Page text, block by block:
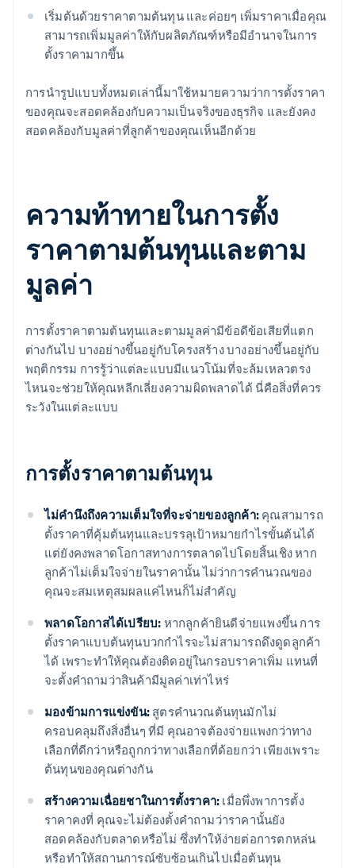
เริ่มต้นด้วยราคาตามต้นทุน และค่อยๆ เพิ่มราคาเมื่อคุณ
สามารถเพิ่มมูลค่าให้กับผลิตภัณฑ์หรือมีอำนาจในการ
ตั้งราคามากขึ้น
การนำรูปแบบทั้งหมดเล่านี้มาใช้หมายความว่าการตั้งราคา
ของคุณจะสอดคล้องกับความเป็นจริงของธุรกิจ และยังคง
สอดคล้องกับมูลค่าที่ลูกค้าของคุณเห็นอีกด้วย
ความท้าทายในการตั้ง
ราคาตามต้นทุนและตาม
มูลค่า
การตั้งราคาตามต้นทุนและตามมูลค่ามีข้อดีข้อเสียที่แตก
ต่างกันไป บางอย่างขึ้นอยู่กับโครงสร้าง บางอย่างขึ้นอยู่กับ
พฤติกรรม การรู้ว่าแต่ละแบบมีแนวโน้มที่จะล้มเหลวตรง
ไหนจะช่วยให้คุณหลีกเลี่ยงความผิดพลาดได้ นี่คือสิ่งที่ควร
ระวังในแต่ละแบบ
การตั้งราคาตามต้นทุน
ไม่คำนึงถึงความเต็มใจที่จะจ่ายของลูกค้า: คุณสามารถ
ตั้งราคาที่คุ้มต้นทุนและบรรลุเป้าหมายกำไรขั้นต้นได้
แต่ยังคงพลาดโอกาสทางการตลาดไปโดยสิ้นเชิง หาก
ลูกค้าไม่เต็มใจจ่ายในราคานั้น ไม่ว่าการคำนวณของ
คุณจะสมเหตุสมผลแค่ไหนก็ไม่สำคัญ
พลาดโอกาสได้เปรียบ: หากลูกค้ายินดีจ่ายแพงขึ้น การ
ตั้งราคาแบบต้นทุนบวกกำไรจะไม่สามารถดึงดูดลูกค้า
ได้ เพราะทำให้คุณต้องติดอยู่ในกรอบราคาเพิ่ม แทนที่
จะตั้งคำถามว่าสินค้ามีมูลค่าเท่าไหร่
มองข้ามการแข่งขัน: สูตรคำนวณต้นทุนมักไม่
ครอบคลุมถึงสิ่งอื่นๆ ที่มี คุณอาจต้องจ่ายแพงกว่าทาง
เลือกที่ดีกว่าหรือถูกกว่าทางเลือกที่ด้อยกว่า เพียงเพราะ
ต้นทุนของคุณต่างกัน
สร้างความเฉื่อยชาในการตั้งราคา: เมื่อพึ่งพาการตั้ง
ราคาคงที่ คุณจะไม่ต้องตั้งคำถามว่าราคานั้นยัง
สอดคล้องกับตลาดหรือไม่ ซึ่งทำให้ง่ายต่อการตกหล่น
หรือทำให้สถานการณ์ซับซ้อนเกินไปเมื่อต้นทุน